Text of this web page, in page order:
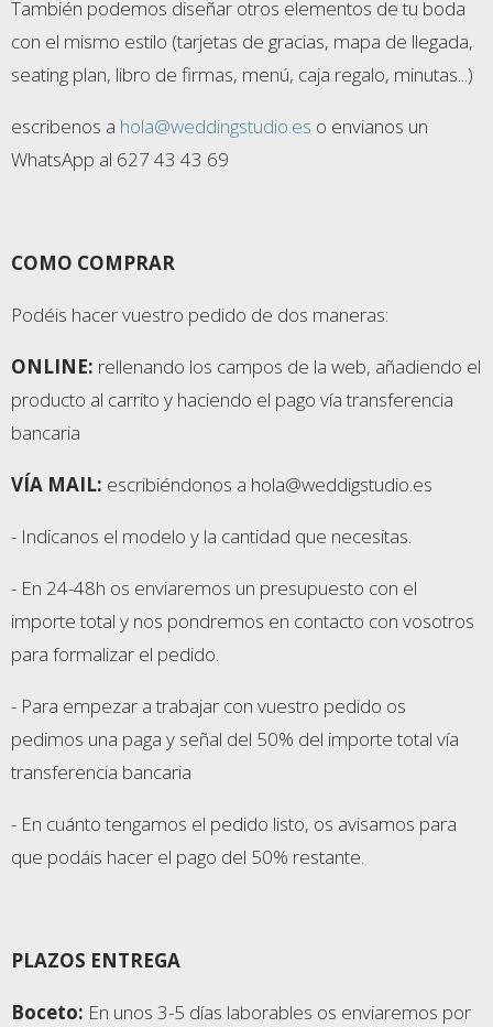
También podemos diseñar otros elementos de tu boda
con el mismo estilo (tarjetas de gracias, mapa de llegada,
seating plan, libro de firmas, menú, caja regalo, minutas...)
escribenos a hola@weddingstudio.es o envianos un
WhatsApp al 627 43 43 69
COMO COMPRAR
Podéis hacer vuestro pedido de dos maneras:
ONLINE: rellenando los campos de la web, añadiendo el
producto al carrito y haciendo el pago vía transferencia
bancaria
VÍA MAIL: escribiéndonos a hola@weddigstudio.es
- Indicanos el modelo y la cantidad que necesitas.
- En 24-48h os enviaremos un presupuesto con el
importe total y nos pondremos en contacto con vosotros
para formalizar el pedido.
- Para empezar a trabajar con vuestro pedido os
pedimos una paga y señal del 50% del importe total vía
transferencia bancaria
- En cuánto tengamos el pedido listo, os avisamos para
que podáis hacer el pago del 50% restante.
PLAZOS ENTREGA
Boceto: En unos 3-5 días laborables os enviaremos por